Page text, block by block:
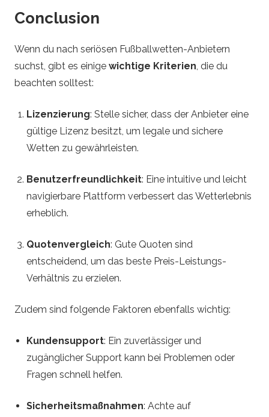
Conclusion
Wenn du nach seriösen Fußballwetten-Anbietern
suchst, gibt es einige wichtige Kriterien , die du
beachten solltest:
Lizenzierung: Stelle sicher, dass der Anbieter eine
gültige Lizenz besitzt, um legale und sichere
Wetten zu gewährleisten.
Benutzerfreundlichkeit: Eine intuitive und leicht
navigierbare Plattform verbessert das Wetterlebnis
erheblich.
Quotenvergleich: Gute Quoten sind
entscheidend, um das beste Preis-Leistungs-
Verhältnis zu erzielen.
Zudem sind folgende Faktoren ebenfalls wichtig:
Kundensupport: Ein zuverlässiger und
zugänglicher Support kann bei Problemen oder
Fragen schnell helfen.
Sicherheitsmaßnahmen: Achte auf